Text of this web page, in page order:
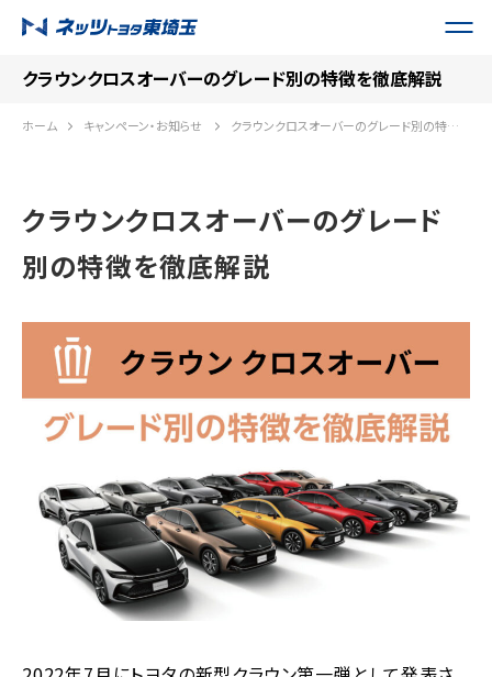
クラウンクロスオーバーのグレード別の特徴を徹底解説
ホーム キャンペーン・お知らせ クラウンクロスオーバーのグレード別の特徴を徹底解説
クラウンクロスオーバーのグレード
別の特徴を徹底解説